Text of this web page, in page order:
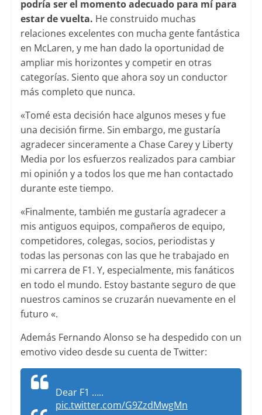
podría ser el momento adecuado para mí para
estar de vuelta. He construido muchas
relaciones excelentes con mucha gente fantástica
en McLaren, y me han dado la oportunidad de
ampliar mis horizontes y competir en otras
categorías. Siento que ahora soy un conductor
más completo que nunca.
«Tomé esta decisión hace algunos meses y fue
una decisión firme. Sin embargo, me gustaría
agradecer sinceramente a Chase Carey y Liberty
Media por los esfuerzos realizados para cambiar
mi opinión y a todos los que me han contactado
durante este tiempo.
«Finalmente, también me gustaría agradecer a
mis antiguos equipos, compañeros de equipo,
competidores, colegas, socios, periodistas y
todas las personas con las que he trabajado en
mi carrera de F1. Y, especialmente, mis fanáticos
en todo el mundo. Estoy bastante seguro de que
nuestros caminos se cruzarán nuevamente en el
futuro «.
Además Fernando Alonso se ha despedido con un
emotivo video desde su cuenta de Twitter:
Dear F1 …..
pic.twitter.com/G9ZzdMwgMn